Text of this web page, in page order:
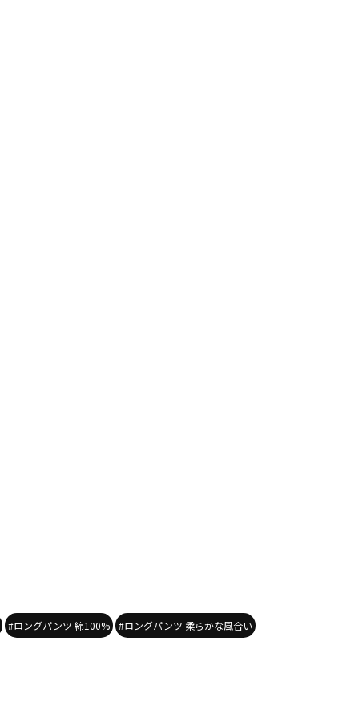
#ロングパンツ 綿100% #ロングパンツ 柔らかな風合い